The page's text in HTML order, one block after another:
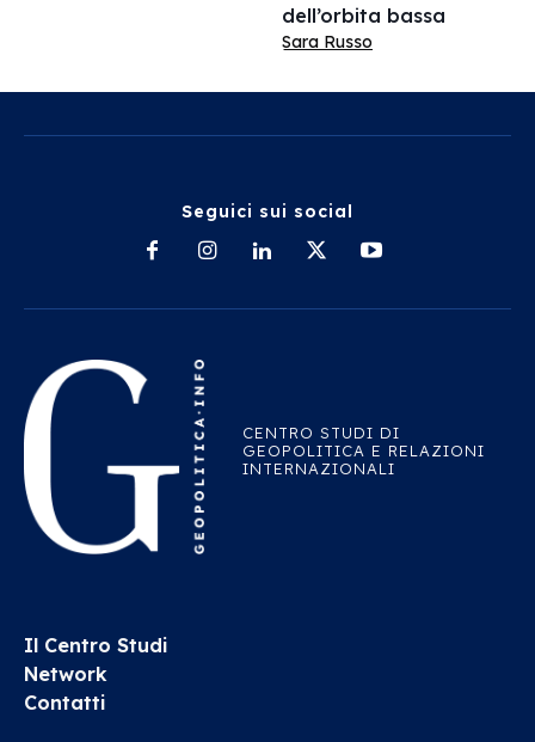
dell’orbita bassa
Sara Russo
Seguici sui social
CENTRO STUDI DI
GEOPOLITICA E RELAZIONI
INTERNAZIONALI
Il Centro Studi
Network
Contatti